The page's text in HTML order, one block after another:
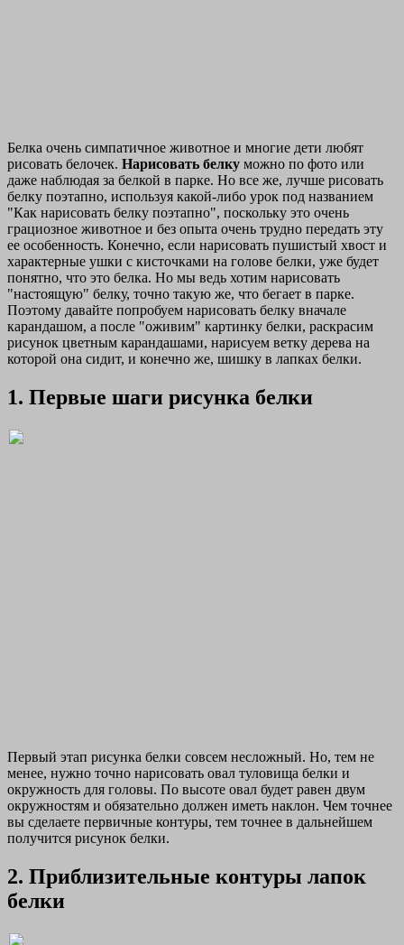
Белка очень симпатичное животное и многие дети любят
рисовать белочек. Нарисовать белку можно по фото или
даже наблюдая за белкой в парке. Но все же, лучше рисовать
белку поэтапно, используя какой-либо урок под названием
"Как нарисовать белку поэтапно", поскольку это очень
грациозное животное и без опыта очень трудно передать эту
ее особенность. Конечно, если нарисовать пушистый хвост и
характерные ушки с кисточками на голове белки, уже будет
понятно, что это белка. Но мы ведь хотим нарисовать
"настоящую" белку, точно такую же, что бегает в парке.
Поэтому давайте попробуем нарисовать белку вначале
карандашом, а после "оживим" картинку белки, раскрасим
рисунок цветным карандашами, нарисуем ветку дерева на
которой она сидит, и конечно же, шишку в лапках белки.
1. Первые шаги рисунка белки
Первый этап рисунка белки совсем несложный. Но, тем не
менее, нужно точно нарисовать овал туловища белки и
окружность для головы. По высоте овал будет равен двум
окружностям и обязательно должен иметь наклон. Чем точнее
вы сделаете первичные контуры, тем точнее в дальнейшем
получится рисунок белки.
2. Приблизительные контуры лапок
белки